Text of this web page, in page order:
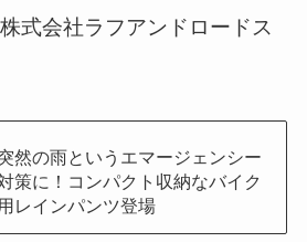
式会社ラフアンドロードス
然の雨というエマージェンシー
策に！コンパクト収納なバイク
レインパンツ登場